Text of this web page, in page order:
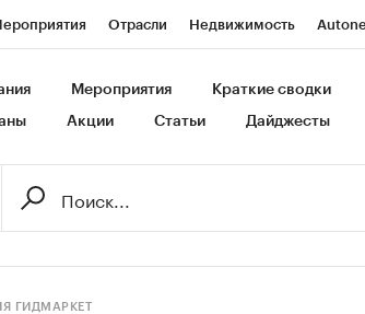
Отрасли Недвижимость
Франшизы Газета Спецпроекты СПб
Мероприятия Краткие сводки
Акции Статьи Дайджесты
ГИДМАРКЕТ